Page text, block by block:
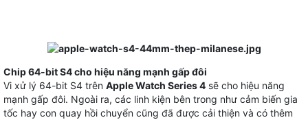
Chip 64-bit S4 cho hiệu năng mạnh gấp đôi
Vi xử lý 64-bit S4 trên Apple Watch Series 4 sẽ cho hiệu năng
mạnh gấp đôi. Ngoài ra, các linh kiện bên trong như cảm biến gia
tốc hay con quay hồi chuyển cũng đã được cải thiện và có thêm